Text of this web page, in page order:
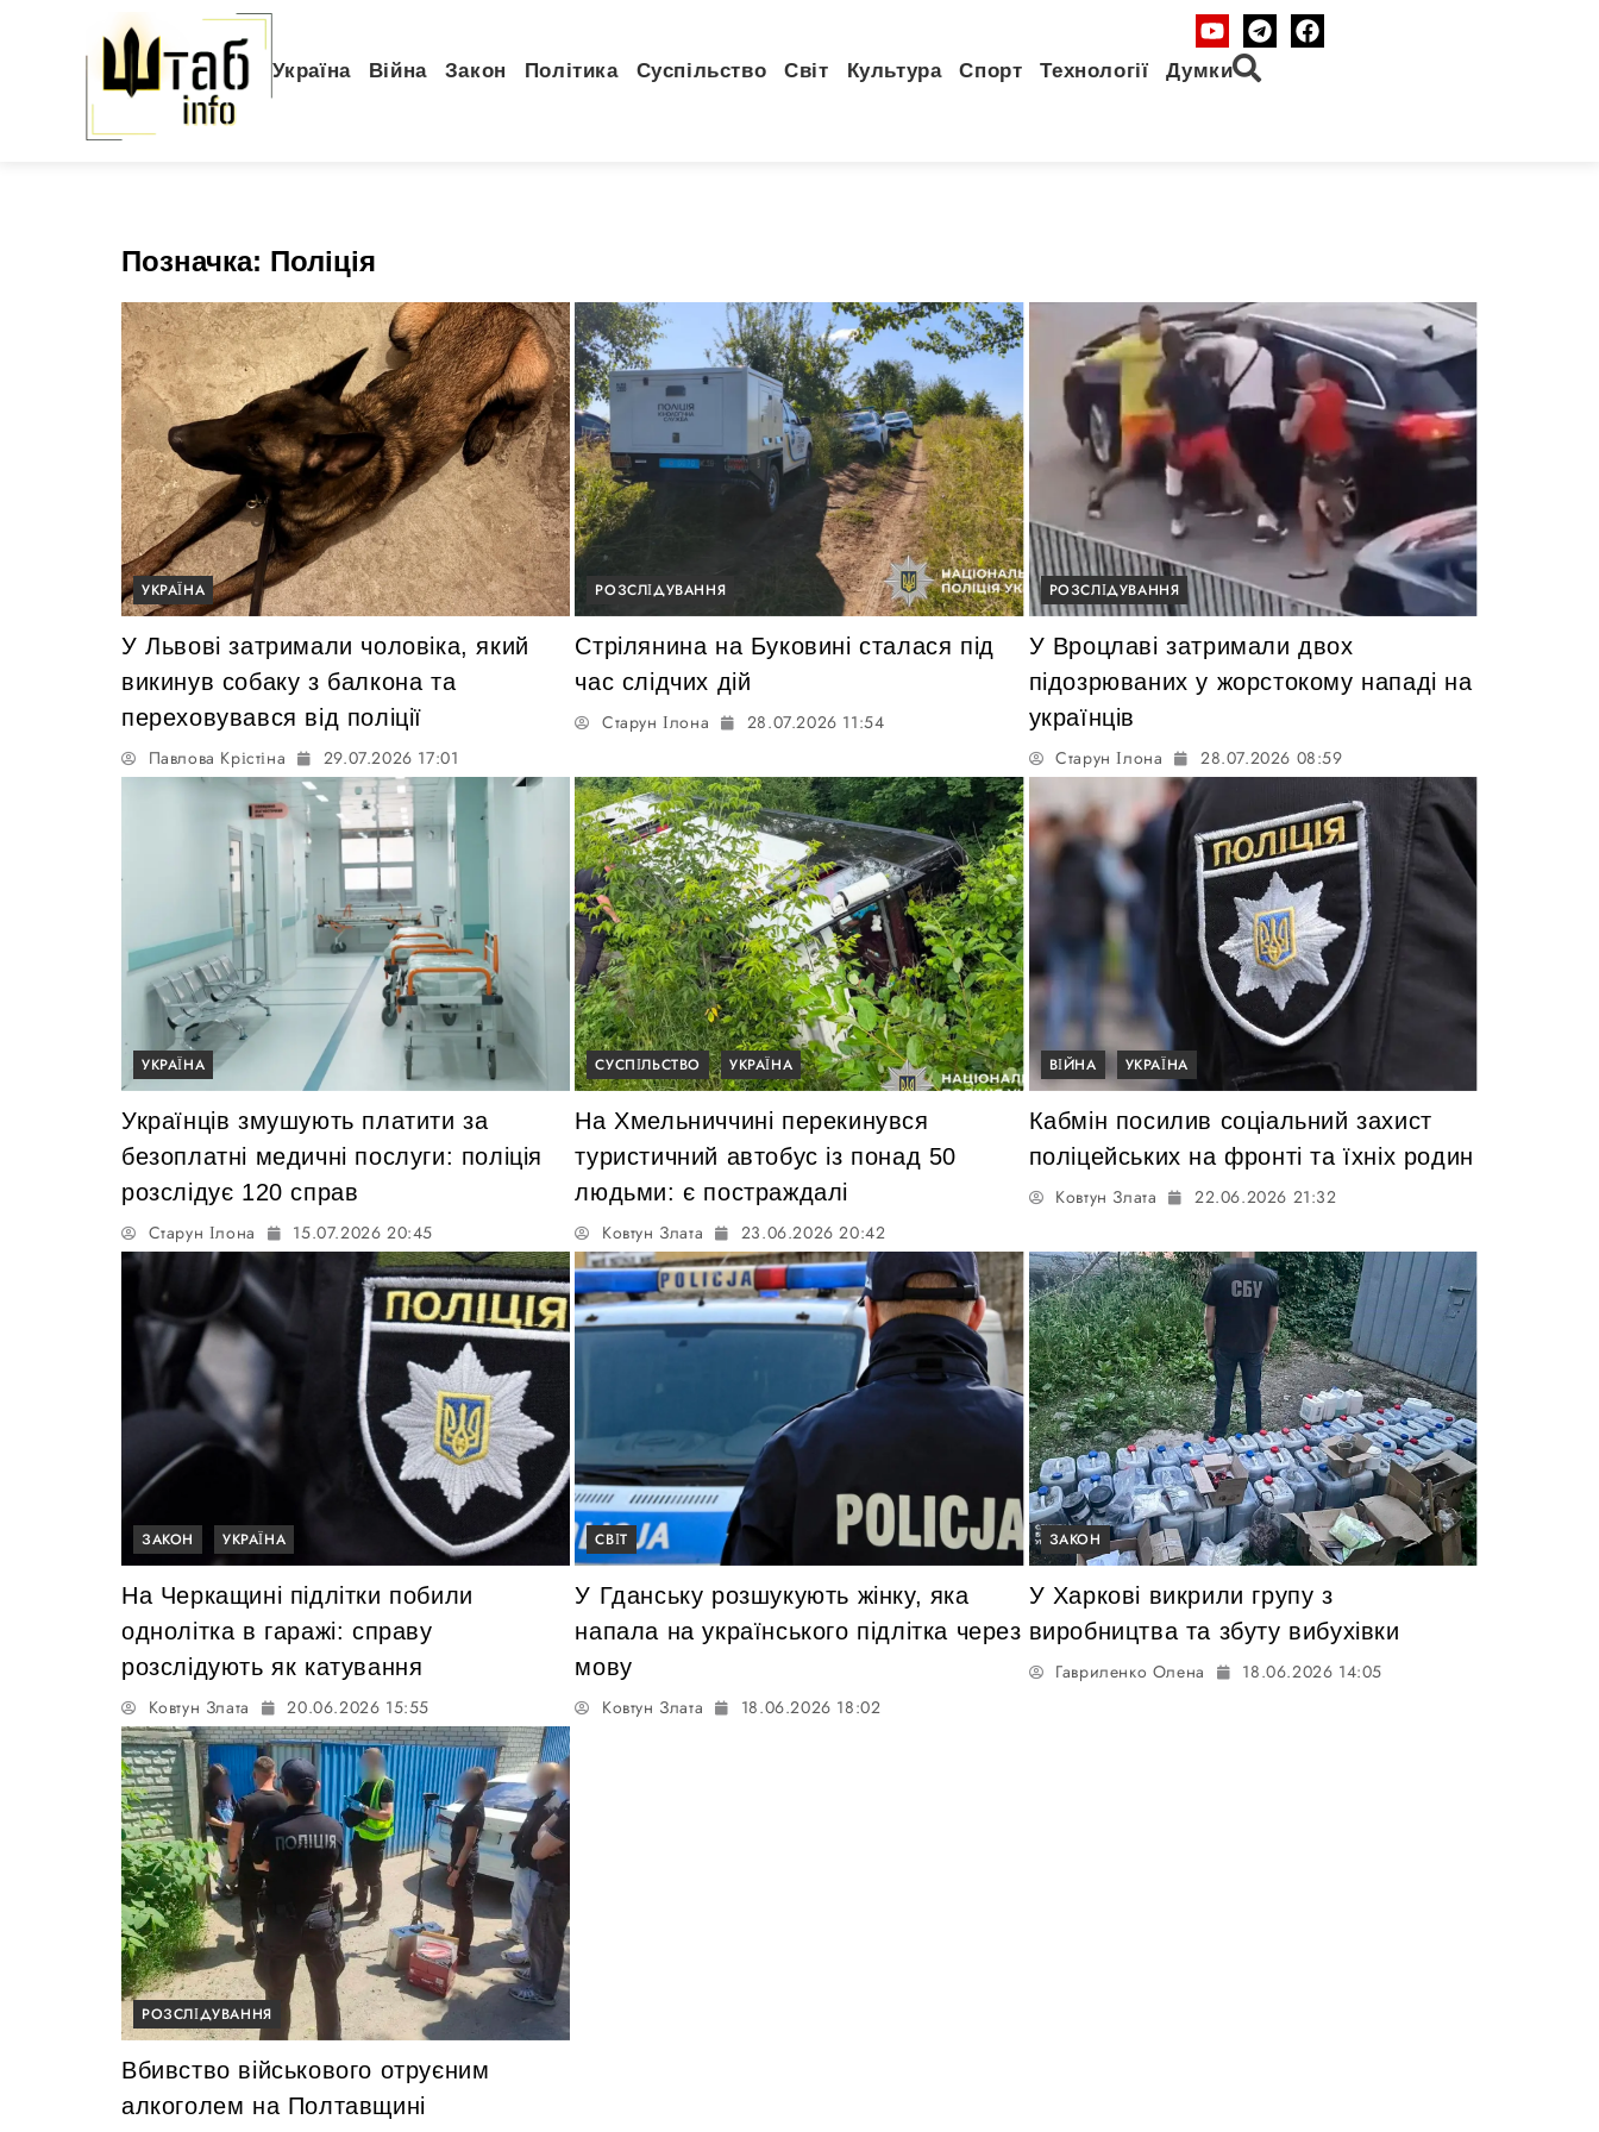
Україна Війна Закон Політика Суспільство Світ Культура Спорт Технології Думки
Позначка: Поліція
УКРАЇНА
У Львові затримали чоловіка, який
викинув собаку з балкона та
переховувався від поліції
Павлова Крістіна 29.07.2026 17:01
РОЗСЛІДУВАННЯ
Стрілянина на Буковині сталася під
час слідчих дій
Старун Ілона 28.07.2026 11:54
РОЗСЛІДУВАННЯ
У Вроцлаві затримали двох
підозрюваних у жорстокому нападі на
українців
Старун Ілона 28.07.2026 08:59
УКРАЇНА
Українців змушують платити за
безоплатні медичні послуги: поліція
розслідує 120 справ
Старун Ілона 15.07.2026 20:45
СУСПІЛЬСТВО УКРАЇНА
На Хмельниччині перекинувся
туристичний автобус із понад 50
людьми: є постраждалі
Ковтун Злата 23.06.2026 20:42
ВІЙНА УКРАЇНА
Кабмін посилив соціальний захист
поліцейських на фронті та їхніх родин
Ковтун Злата 22.06.2026 21:32
ЗАКОН УКРАЇНА
На Черкащині підлітки побили
однолітка в гаражі: справу
розслідують як катування
Ковтун Злата 20.06.2026 15:55
СВІТ
У Гданську розшукують жінку, яка
напала на українського підлітка через
мову
Ковтун Злата 18.06.2026 18:02
ЗАКОН
У Харкові викрили групу з
виробництва та збуту вибухівки
Гавриленко Олена 18.06.2026 14:05
РОЗСЛІДУВАННЯ
Вбивство військового отруєним
алкоголем на Полтавщині